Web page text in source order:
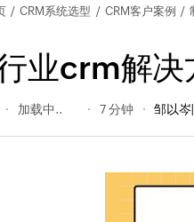
/ CRM系统选型 / CRM客户案例 /
业crm解决
201 阅读量 7 分钟 邹以岑